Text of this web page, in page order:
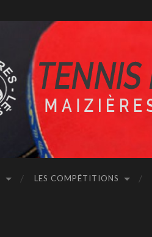
LES COMPÉTITIONS